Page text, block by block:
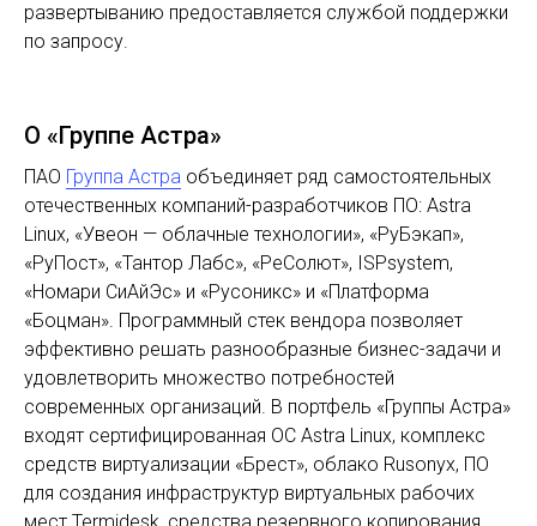
развертыванию предоставляется службой поддержки
по запросу.
О «Группе Астра»
ПАО Группа Астра объединяет ряд самостоятельных
отечественных компаний-разработчиков ПО: Astra
Linux, «Увеон — облачные технологии», «РуБэкап»,
«РуПост», «Тантор Лабс», «РеСолют», ISPsystem,
«Номари СиАйЭс» и «Русоникс» и «Платформа
«Боцман». Программный стек вендора позволяет
эффективно решать разнообразные бизнес-задачи и
удовлетворить множество потребностей
современных организаций. В портфель «Группы Астра»
входят сертифицированная ОС Astra Linux, комплекс
средств виртуализации «Брест», облако Rusonyx, ПО
для создания инфраструктур виртуальных рабочих